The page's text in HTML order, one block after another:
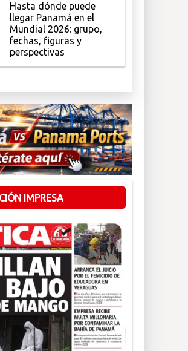
Hasta dónde puede
llegar Panamá en el
Mundial 2026: grupo,
fechas, figuras y
perspectivas
IMPRESA